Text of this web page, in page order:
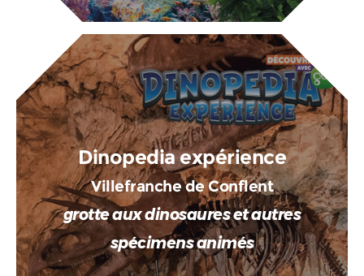
Dinopedia expérience
Villefranche de Conflent
grotte aux dinosaures et autres
spécimens animés